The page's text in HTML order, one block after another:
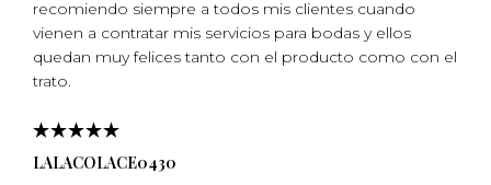
recomiendo siempre a todos mis clientes cuando
vienen a contratar mis servicios para bodas y ellos
quedan muy felices tanto con el producto como con el
trato.
LALACOLACE0430